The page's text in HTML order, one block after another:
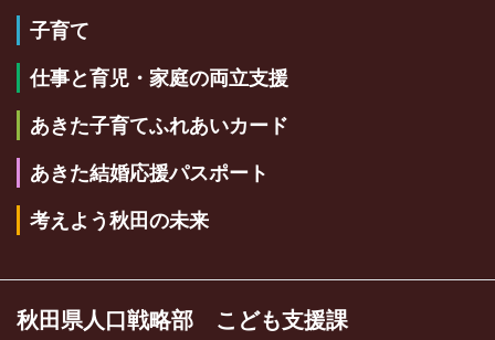
子育て
仕事と育児・家庭の両立支援
あきた子育てふれあいカード
あきた結婚応援パスポート
考えよう秋田の未来
秋田県人口戦略部 こども支援課